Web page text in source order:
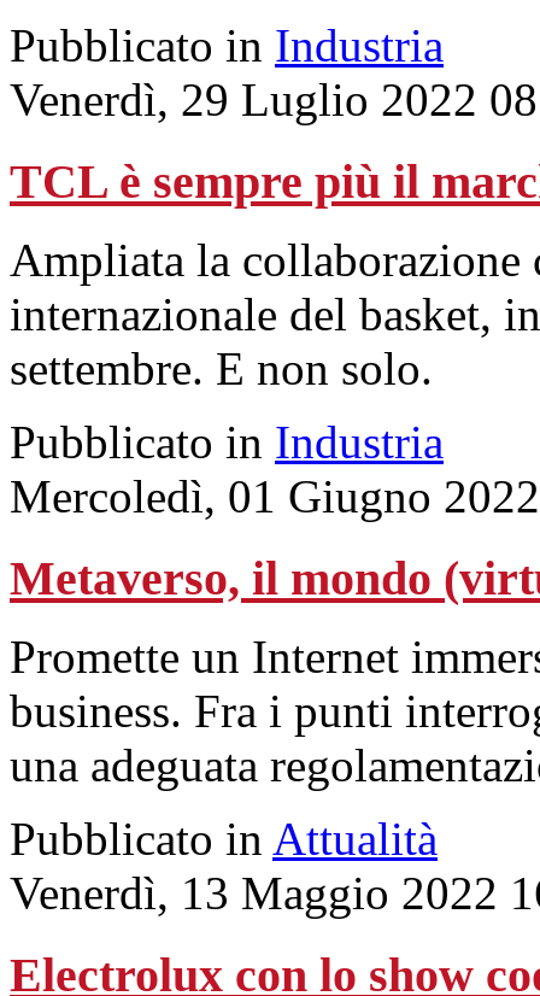
Pubblicato in Industria
Venerdì, 29 Luglio 2022
TCL è sempre più il
Ampliata la
internazionale del basket,
settembre. E non solo.
Pubblicato in Industria
Mercoledì, 01 Giugno
Metaverso, il mondo
Promette un Internet
business. Fra i punti
una adeguata
Pubblicato in Attualità
Venerdì, 13 Maggio 2022
Electrolux con lo show